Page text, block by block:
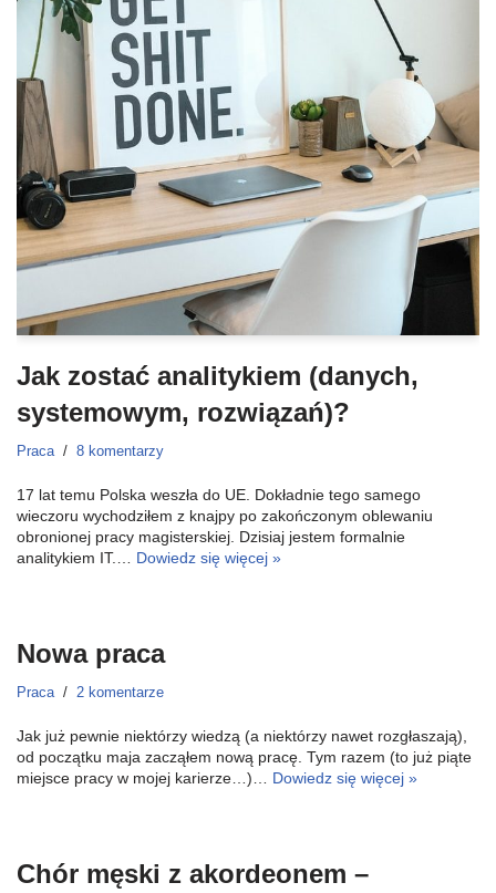
Jak zostać analitykiem (danych,
systemowym, rozwiązań)?
Praca 8 komentarzy
17 lat temu Polska weszła do UE. Dokładnie tego samego
wieczoru wychodziłem z knajpy po zakończonym oblewaniu
obronionej pracy magisterskiej. Dzisiaj jestem formalnie
analitykiem IT.… Dowiedz się więcej »
Nowa praca
Praca 2 komentarze
Jak już pewnie niektórzy wiedzą (a niektórzy nawet rozgłaszają),
od początku maja zacząłem nową pracę. Tym razem (to już piąte
miejsce pracy w mojej karierze…)… Dowiedz się więcej »
Chór męski z akordeonem –